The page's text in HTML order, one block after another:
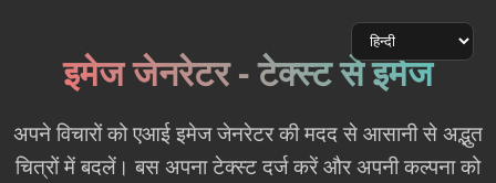
इमेज जेनरेटर - टेक्स्ट से इमेज
अपने विचारों को एआई इमेज जेनरेटर की मदद से आसानी से अद्भुत
चित्रों में बदलें। बस अपना टेक्स्ट दर्ज करें और अपनी कल्पना को